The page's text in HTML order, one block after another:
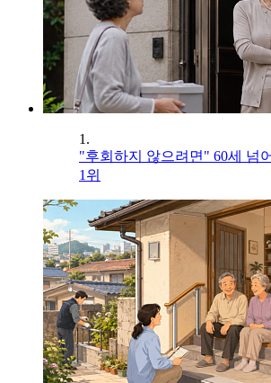
1.
"후회하지 않으려면" 60세 넘
1위